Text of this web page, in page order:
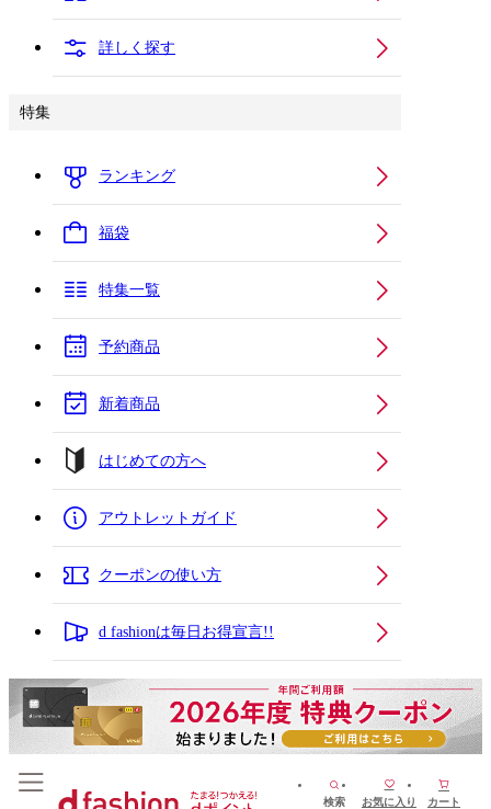
詳しく探す
特集
ランキング
福袋
特集一覧
予約商品
新着商品
はじめての方へ
アウトレットガイド
クーポンの使い方
d fashionは毎日お得宣言!!
検索 お気に入り カート